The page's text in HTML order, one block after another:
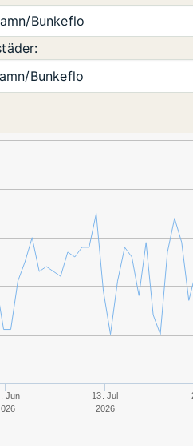
Bunkeflo
Bunkeflo
Jun
13. Jul
2026